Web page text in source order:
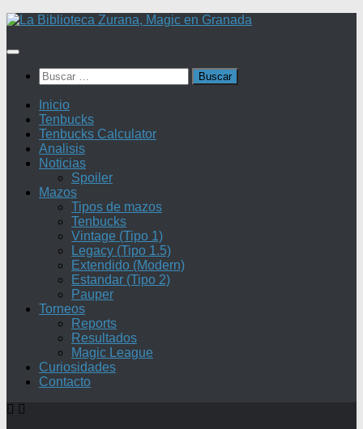
Saltar
contenido
Buscar:
Inicio
Tenbucks
Tenbucks Calculator
Analisis
Noticias
Spoiler
Mazos
Tipos de mazos
Tenbucks
Vintage (Tipo 1)
Legacy (Tipo 1.5)
Extendido (Modern)
Estandar (Tipo 2)
Pauper
Torneos
Reports
Resultados
Magic League
Curiosidades
Contacto